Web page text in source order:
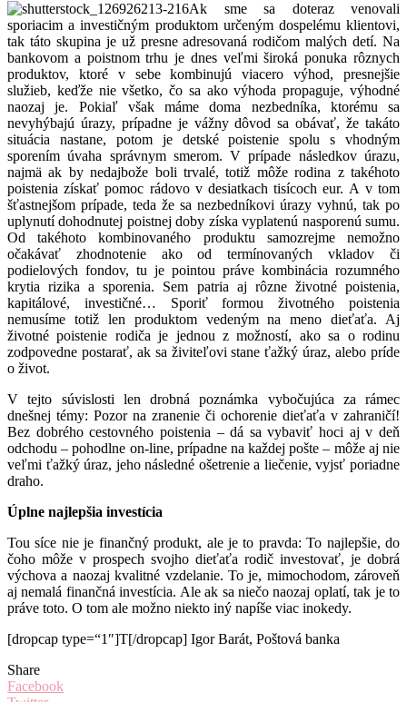
16Ak sme sa doteraz venovali
sporiacim a investičným produktom určeným dospelému klientovi,
tak táto skupina je už presne adresovaná rodičom malých detí. Na
bankovom a poistnom trhu je dnes veľmi široká ponuka rôznych
produktov, ktoré v sebe kombinujú viacero výhod, presnejšie
služieb, keďže nie všetko, čo sa ako výhoda propaguje, výhodné
naozaj je. Pokiaľ však máme doma nezbedníka, ktorému sa
nevyhýbajú úrazy, prípadne je vážny dôvod sa obávať, že takáto
situácia nastane, potom je detské poistenie spolu s vhodným
sporením úvaha správnym smerom. V prípade následkov úrazu,
najmä ak by nedajbože boli trvalé, totiž môže rodina z takéhoto
poistenia získať pomoc rádovo v desiatkach tisícoch eur. A v tom
šťastnejšom prípade, teda že sa nezbedníkovi úrazy vyhnú, tak po
uplynutí dohodnutej poistnej doby získa vyplatenú nasporenú sumu.
Od takéhoto kombinovaného produktu samozrejme nemožno
očakávať zhodnotenie ako od termínovaných vkladov či
podielových fondov, tu je pointou práve kombinácia rozumného
krytia rizika a sporenia. Sem patria aj rôzne životné poistenia,
kapitálové, investičné… Sporiť formou životného poistenia
nemusíme totiž len produktom vedeným na meno dieťaťa. Aj
životné poistenie rodiča je jednou z možností, ako sa o rodinu
zodpovedne postarať, ak sa živiteľovi stane ťažký úraz, alebo príde
o život.
V tejto súvislosti len drobná poznámka vybočujúca za rámec
dnešnej témy: Pozor na zranenie či ochorenie dieťaťa v zahraničí!
Bez dobrého cestovného poistenia – dá sa vybaviť hoci aj v deň
odchodu – pohodlne on-line, prípadne na každej pošte – môže aj nie
veľmi ťažký úraz, jeho následné ošetrenie a liečenie, vyjsť poriadne
draho.
Úplne najlepšia investícia
Tou síce nie je finančný produkt, ale je to pravda: To najlepšie, do
čoho môže v prospech svojho dieťaťa rodič investovať, je dobrá
výchova a naozaj kvalitné vzdelanie. To je, mimochodom, zároveň
aj nemalá finančná investícia. Ale ak sa niečo naozaj oplatí, tak je to
práve toto. O tom ale možno niekto iný napíše viac inokedy.
[dropcap type=“1″]T[/dropcap] Igor Barát, Poštová banka
Share
Facebook